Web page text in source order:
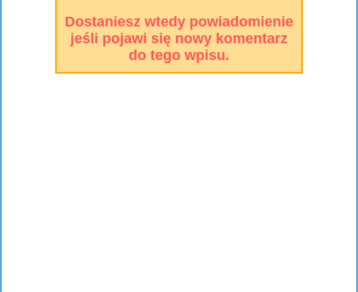
Dostaniesz wtedy powiadomienie
jeśli pojawi się nowy komentarz
do tego wpisu.